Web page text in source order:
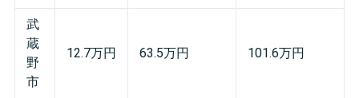
武
蔵
野
市
12.7万円 63.5万円 101.6万円